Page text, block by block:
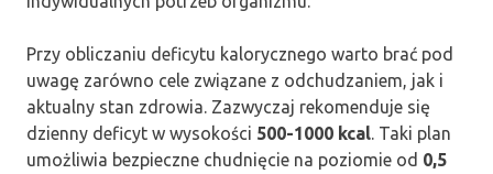
Przy obliczaniu deficytu kalorycznego warto brać pod
uwagę zarówno cele związane z odchudzaniem, jak i
aktualny stan zdrowia. Zazwyczaj rekomenduje się
dzienny deficyt w wysokości 500-1000 kcal. Taki plan
umożliwia bezpieczne chudnięcie na poziomie od 0,5